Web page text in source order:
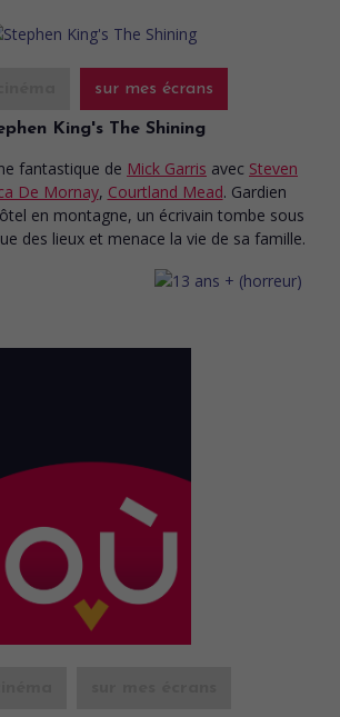
sur mes écrans
King's The Shining
fantastique de Mick Garris avec Steven
De Mornay, Courtland Mead. Gardien
en montagne, un écrivain tombe sous
des lieux et menace la vie de sa famille.